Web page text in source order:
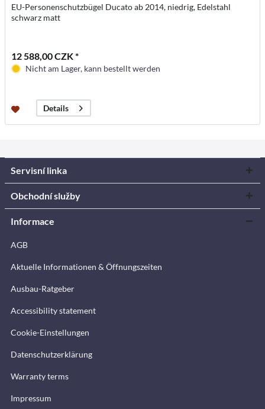
EU-Personenschutzbügel Ducato ab 2014, niedrig, Edelstahl
schwarz matt
12 588,00 CZK *
Nicht am Lager, kann bestellt werden
Details
Servisní linka
Obchodní služby
Informace
AGB
Aktuelle Informationen & Öffnungszeiten
Ausbau-Ratgeber
Accessibility statement
Cookie-Einstellungen
Datenschutzerklärung
Warranty terms
Impressum